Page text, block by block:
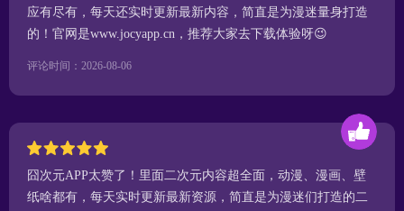
应有尽有，每天还实时更新最新内容，简直是为漫迷量身打造
的！官网是www.jocyapp.cn，推荐大家去下载体验呀😉
评论时间：2026-08-06
囧次元APP太赞了！里面二次元内容超全面，动漫、漫画、壁
纸啥都有，每天实时更新最新资源，简直是为漫迷们打造的二